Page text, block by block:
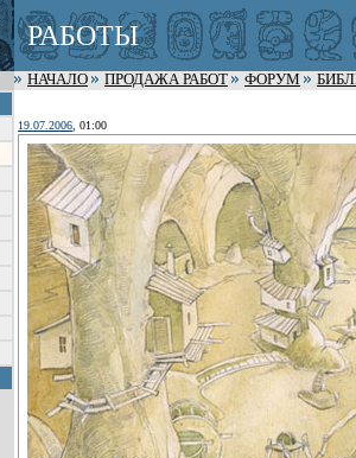
РАБОТЫ
НАЧАЛО ПРОДАЖА РАБОТ ФОРУМ
19.07.2006 , 01:00